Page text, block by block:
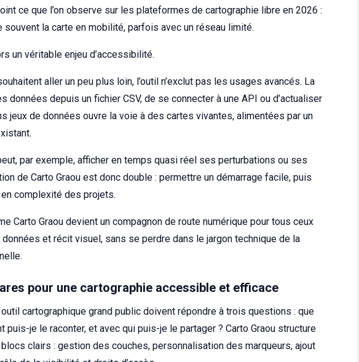
ce que l’on observe sur les plateformes de cartographie libre en 2026 :
souvent la carte en mobilité, parfois avec un réseau limité.
un véritable enjeu d’accessibilité.
aller un peu plus loin, l’outil n’exclut pas les usages avancés. La
données depuis un fichier CSV, de se connecter à une API ou d’actualiser
jeux de données ouvre la voie à des cartes vivantes, alimentées par un
par exemple, afficher en temps quasi réel ses perturbations ou ses
de Carto Graou est donc double : permettre un démarrage facile, puis
complexité des projets.
Carto Graou devient un compagnon de route numérique pour tous ceux
et récit visuel, sans se perdre dans le jargon technique de la
pour une cartographie accessible et efficace
cartographique grand public doivent répondre à trois questions : que
puis-je le raconter, et avec qui puis-je le partager ? Carto Graou structure
clairs : gestion des couches, personnalisation des marqueurs, ajout